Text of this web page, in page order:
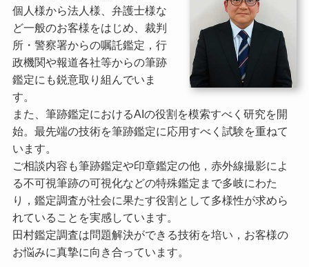
個人様から法人様、弁護士様な
ど一般のお客様をはじめ、裁判
所・警察署からの嘱託鑑定，行
政機関や報道各社等からの筆跡
鑑定にも鋭意取り組んでいま
す。
また、筆跡鑑定におけるAIの役割を模索すべく研究を開
始。最先端の技術を筆跡鑑定に応用すべく試験を重ねて
います。
ご相談内容も筆跡鑑定や印章鑑定の他，赤外線撮影によ
る不可視筆跡の可視化などの特殊鑑定まで多岐にわた
り，鑑定調査が社会に果たす役割として多様性が求めら
れていることを実感しています。
田村鑑定調査は問題解決ができる技術を培い，お客様の
お悩みに真摯に向き合っています。